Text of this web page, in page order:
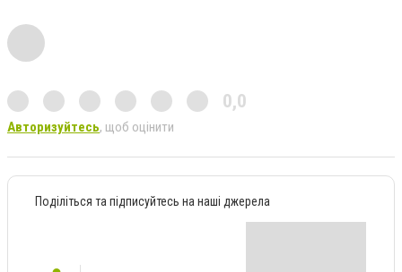
0,0
Авторизуйтесь, щоб оцінити
Поділіться та підписуйтесь на наші джерела